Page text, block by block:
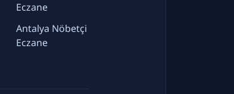
Eczane
Antalya Nöbetçi
Eczane